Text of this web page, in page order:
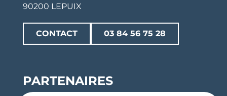
90200 LEPUIX
CONTACT 03 84 56 75 28
PARTENAIRES